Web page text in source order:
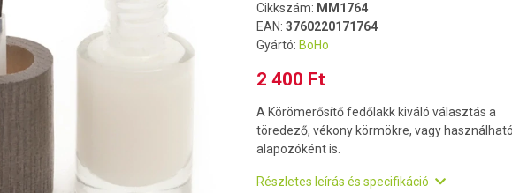
Cikkszám: MM1764
EAN: 3760220171764
Gyártó: BoHo
2 400 Ft
A Körömerősítő fedőlakk kiváló választás a
töredező, vékony körmökre, vagy használható
alapozóként is.
Részletes leírás és specifikáció